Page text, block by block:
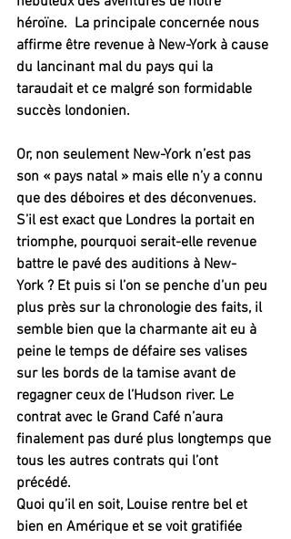
héroïne.  La principale concernée nous
affirme être revenue à New-York à cause
du lancinant mal du pays qui la
taraudait et ce malgré son formidable
succès londonien.
Or, non seulement New-York n’est pas
son « pays natal » mais elle n’y a connu
que des déboires et des déconvenues.
S’il est exact que Londres la portait en
triomphe, pourquoi serait-elle revenue
battre le pavé des auditions à New-
York ? Et puis si l’on se penche d’un peu
plus près sur la chronologie des faits, il
semble bien que la charmante ait eu à
peine le temps de défaire ses valises
sur les bords de la tamise avant de
regagner ceux de l’Hudson river. Le
contrat avec le Grand Café n’aura
finalement pas duré plus longtemps que
tous les autres contrats qui l’ont
précédé.
Quoi qu’il en soit, Louise rentre bel et
bien en Amérique et se voit gratifiée